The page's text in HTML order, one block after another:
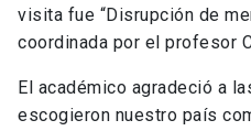
visita fue “Disrupción de
coordinada por el profesor
El académico agradeció a
escogieron nuestro país